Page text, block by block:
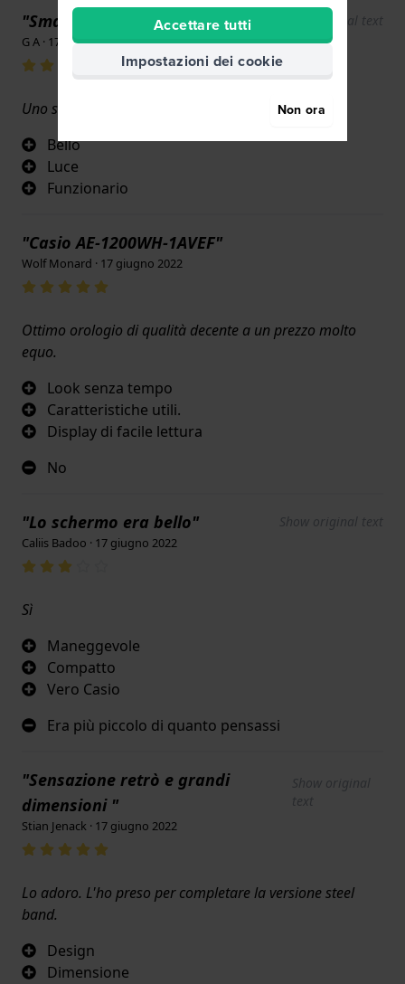
"Smartwatch" Show original text
G A · 17 giugno 2022
Uno smartwatch vecchio stile
Bello
Luce
Funzionario
"Casio AE-1200WH-1AVEF"
Wolf Monard · 17 giugno 2022
Ottimo orologio di qualità decente a un prezzo molto
equo.
Look senza tempo
Caratteristiche utili.
Display di facile lettura
No
"Lo schermo era bello" Show original text
Caliis Badoo · 17 giugno 2022
Sì
Maneggevole
Compatto
Vero Casio
Era più piccolo di quanto pensassi
"Sensazione retrò e grandi
dimensioni "
Show original
text
Stian Jenack · 17 giugno 2022
Lo adoro. L'ho preso per completare la versione steel
band.
Design
Dimensione
Accettare tutti
Impostazioni dei cookie
Non ora